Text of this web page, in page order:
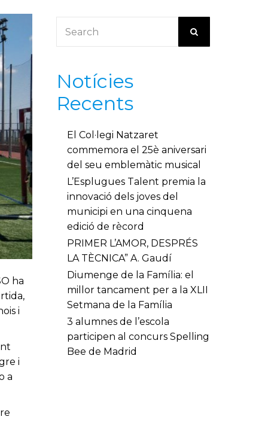
ha
i
i
a
Notícies
Recents
El Col·legi Natzaret
commemora el 25è aniversari
del seu emblemàtic musical
L’Esplugues Talent premia la
innovació dels joves del
municipi en una cinquena
edició de rècord
PRIMER L’AMOR, DESPRÉS
LA TÈCNICA” A. Gaudí
Diumenge de la Família: el
millor tancament per a la XLII
Setmana de la Família
3 alumnes de l’escola
participen al concurs Spelling
Bee de Madrid